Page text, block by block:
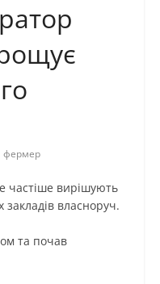
фермер
частіше вирішують
власноруч.
та почав